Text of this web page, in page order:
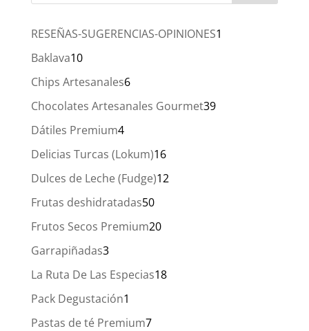
hasta
RESEÑAS-SUGERENCIAS-OPINIONES1
Baklava1010
productos
Chips Artesanales66
productos
Chocolates Artesanales Gourmet3939
Dátiles Premium44
productos
Delicias Turcas (Lokum)1616
productos
Dulces de Leche (Fudge)1212
Frutas deshidratadas5050
productos
Frutos Secos Premium2020
Garrapiñadas33
productos
La Ruta De Las Especias1818
Pack Degustación1
producto
Pastas de té Premium77